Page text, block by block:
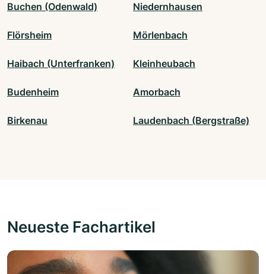
Buchen (Odenwald) Niedernhausen
Flörsheim Mörlenbach
Haibach (Unterfranken) Kleinheubach
Budenheim Amorbach
Birkenau Laudenbach (Bergstraße)
Neueste Fachartikel